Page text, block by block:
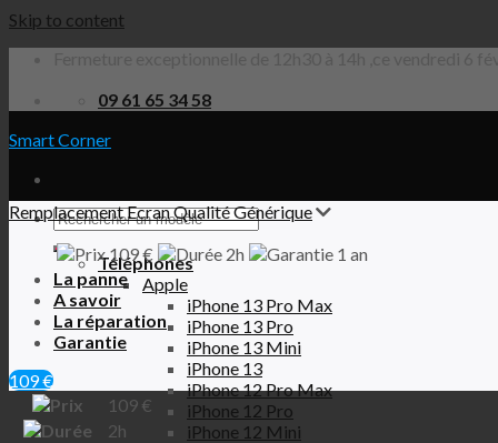
Skip to content
09 61 65 34 58
Smart Corner
Téléphones
Apple
iPhone 13 Pro Max
iPhone 13 Pro
iPhone 13 Mini
iPhone 13
iPhone 12 Pro Max
iPhone 12 Pro
iPhone 12 Mini
Remplacement Ecran Qualité Générique
109 €
2h
1 an
La panne
A savoir
La réparation
Garantie
109 €
109 €
2h